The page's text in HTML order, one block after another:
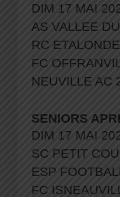
DIM 17 MAI
AS VALLEE
RC
FC
NEUVILLE AC
SENIORS
DIM 17 MAI
SC PETIT
ESP
FC